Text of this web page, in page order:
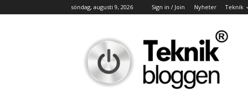
söndag, augusti 9, 2026 Sign in / Join Nyheter Teknik